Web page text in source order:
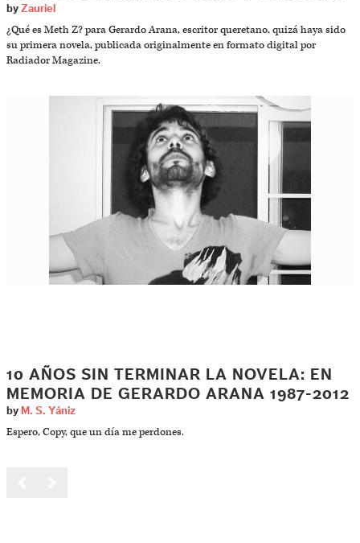
by Zauriel
¿Qué es Meth Z? para Gerardo Arana, escritor queretano, quizá haya sido
su primera novela, publicada originalmente en formato digital por
Radiador Magazine.
10 AÑOS SIN TERMINAR LA NOVELA: EN
MEMORIA DE GERARDO ARANA 1987-2012
by M. S. Yániz
Espero, Copy, que un día me perdones.